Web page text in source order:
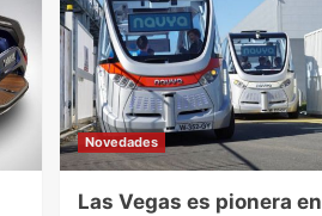
Novedades
Las Vegas es pionera en